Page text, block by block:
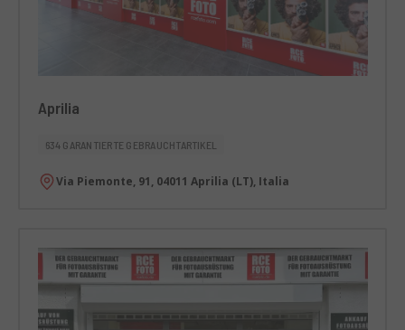
Aprilia
634 GARANTIERTE GEBRAUCHTARTIKEL
Via Piemonte, 91, 04011 Aprilia (LT), Italia